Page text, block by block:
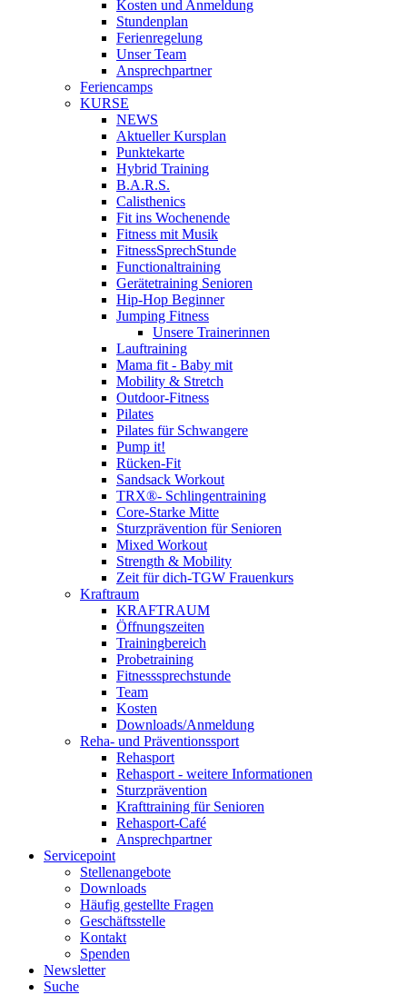
Kosten und Anmeldung
Stundenplan
Ferienregelung
Unser Team
Ansprechpartner
Feriencamps
KURSE
NEWS
Aktueller Kursplan
Punktekarte
Hybrid Training
B.A.R.S.
Calisthenics
Fit ins Wochenende
Fitness mit Musik
FitnessSprechStunde
Functionaltraining
Gerätetraining Senioren
Hip-Hop Beginner
Jumping Fitness
Unsere Trainerinnen
Lauftraining
Mama fit - Baby mit
Mobility & Stretch
Outdoor-Fitness
Pilates
Pilates für Schwangere
Pump it!
Rücken-Fit
Sandsack Workout
TRX®- Schlingentraining
Core-Starke Mitte
Sturzprävention für Senioren
Mixed Workout
Strength & Mobility
Zeit für dich-TGW Frauenkurs
Kraftraum
KRAFTRAUM
Öffnungszeiten
Trainingbereich
Probetraining
Fitnesssprechstunde
Team
Kosten
Downloads/Anmeldung
Reha- und Präventionssport
Rehasport
Rehasport - weitere Informationen
Sturzprävention
Krafttraining für Senioren
Rehasport-Café
Ansprechpartner
Servicepoint
Stellenangebote
Downloads
Häufig gestellte Fragen
Geschäftsstelle
Kontakt
Spenden
Newsletter
Suche